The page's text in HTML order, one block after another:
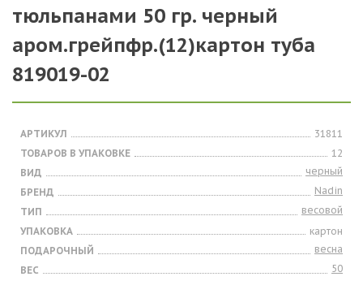
тюльпанами 50 гр. черный
аром.грейпфр.(12)картон туба
819019-02
АРТИКУЛ
31811
ТОВАРОВ В УПАКОВКЕ
12
ВИД
черный
БРЕНД
Nadin
ТИП
весовой
УПАКОВКА
картон
ПОДАРОЧНЫЙ
весна
ВЕС
50